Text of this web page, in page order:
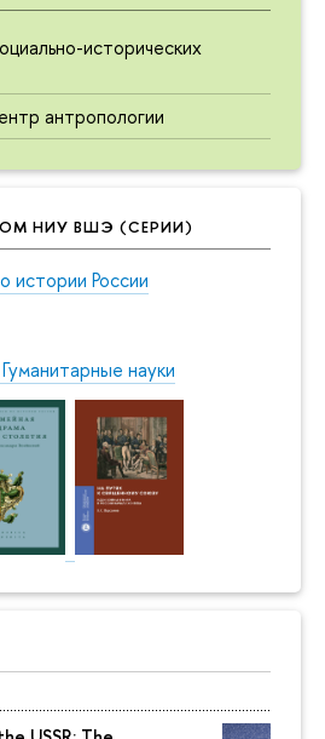
исторических
антропологии
НИУ ВШЭ (СЕРИИ)
истории России
науки